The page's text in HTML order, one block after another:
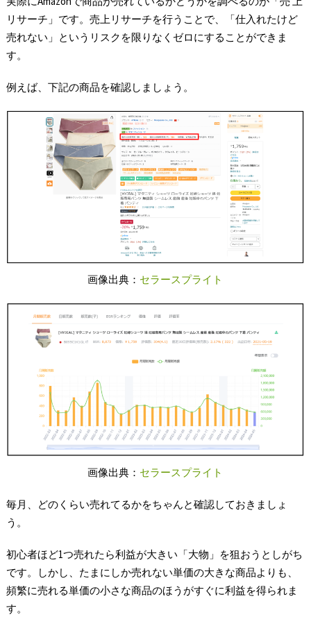
リサーチ」です。売上リサーチを行うことで、「仕入れたけど
売れない」というリスクを限りなくゼロにすることができま
す。
例えば、下記の商品を確認しましょう。
画像出典： セラースプライト
画像出典： セラースプライト
毎月、どのくらい売れてるかをちゃんと確認しておきましょ
う。
初心者ほど1つ売れたら利益が大きい「大物」を狙おうとしがち
です。しかし、たまにしか売れない単価の大きな商品よりも、
頻繁に売れる単価の小さな商品のほうがすぐに利益を得られま
す。